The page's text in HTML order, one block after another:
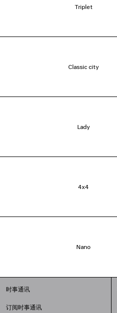
Triplet
Classic city
Lady
4x4
Nano
时事通讯
订阅时事通讯